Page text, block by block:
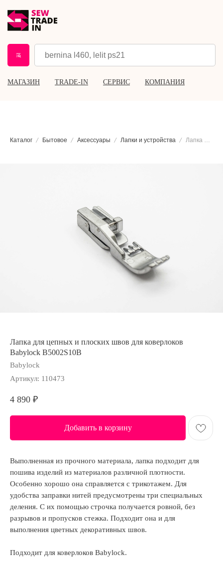
МАГАЗИН TRADE-IN СЕРВИС КОМПАНИЯ
Каталог Бытовое Аксессуары Лапки и устройства
Лапка для цепных и плоских швов для коверлоков
Babylock B5002S10B
Babylock
Артикул: 110473
4 890 ₽
Добавить в корзину
Выполненная из прочного материала, лапка подходит для
пошива изделий из материалов различной плотности.
Особенно хорошо она справляется с трикотажем. Для
удобства заправки нитей предусмотрены три специальных
деления. С их помощью строчка получается ровной, без
разрывов и пропусков стежка. Подходит она и для
выполнения цветных декоративных швов.
Подходит для коверлоков Babylock.